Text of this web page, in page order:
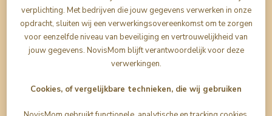
verplichting. Met bedrijven die jouw gegevens verwerken in onze
opdracht, sluiten wij een verwerkingsovereenkomst om te zorgen
voor eenzelfde niveau van beveiliging en vertrouwelijkheid van
jouw gegevens. NovisMom blijft verantwoordelijk voor deze
verwerkingen.
Cookies, of vergelijkbare technieken, die wij gebruiken